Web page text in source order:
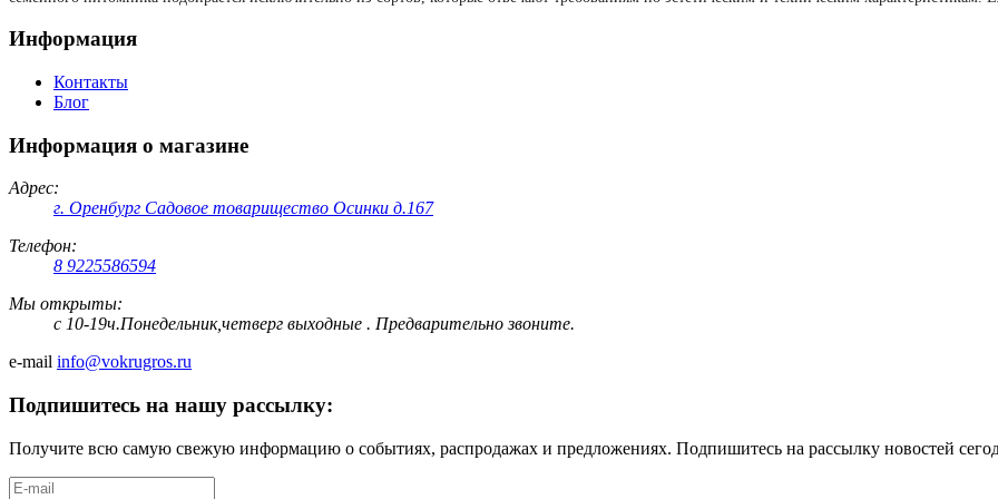
Информация
Контакты
Блог
Информация о магазине
Адрес:
г. Оренбург Садовое товарищество Осинки д.167
Телефон:
8 9225586594
Мы открыты:
с 10-19ч.Понедельник,четверг выходные . Предварительно звоните.
e-mail info@vokrugros.ru
Подпишитесь на нашу рассылку:
Получите всю самую свежую информацию о событиях, распродажах и предложениях. Подпишитесь на рассылку новостей